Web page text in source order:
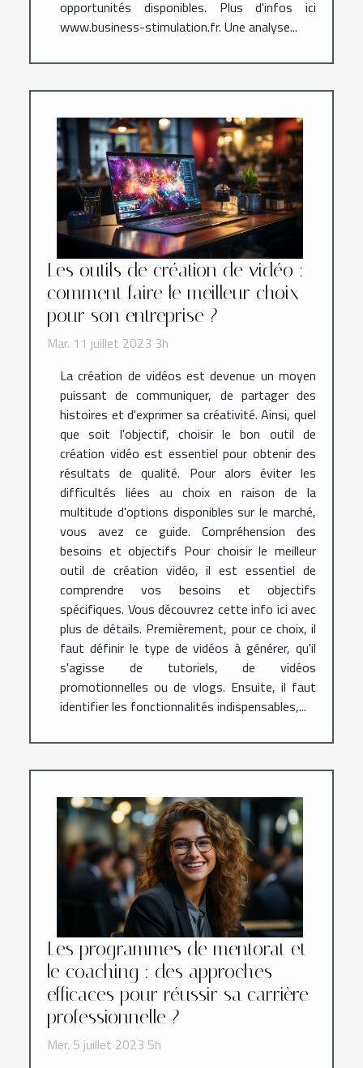
opportunités disponibles. Plus d'infos ici
www.business-stimulation.fr. Une analyse...
Les outils de création de vidéo :
comment faire le meilleur choix
pour son entreprise ?
Mar. 11 juillet 2023 3h
La création de vidéos est devenue un moyen
puissant de communiquer, de partager des
histoires et d'exprimer sa créativité. Ainsi, quel
que soit l'objectif, choisir le bon outil de
création vidéo est essentiel pour obtenir des
résultats de qualité. Pour alors éviter les
difficultés liées au choix en raison de la
multitude d'options disponibles sur le marché,
vous avez ce guide. Compréhension des
besoins et objectifs Pour choisir le meilleur
outil de création vidéo, il est essentiel de
comprendre vos besoins et objectifs
spécifiques. Vous découvrez cette info ici avec
plus de détails. Premièrement, pour ce choix, il
faut définir le type de vidéos à générer, qu'il
s'agisse de tutoriels, de vidéos
promotionnelles ou de vlogs. Ensuite, il faut
identifier les fonctionnalités indispensables,...
Les programmes de mentorat et
le coaching : des approches
efficaces pour réussir sa carrière
professionnelle ?
Mer. 5 juillet 2023 5h